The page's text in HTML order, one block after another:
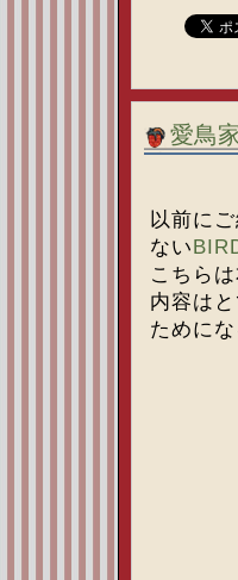
愛鳥
以前に
ない
こちら
内容は
ためにな